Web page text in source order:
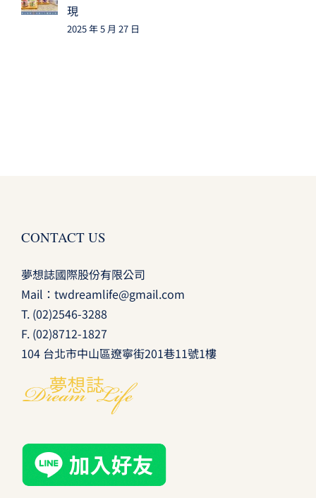
現
2025 年 5 月 27 日
CONTACT US
夢想誌國際股份有限公司
Mail： twdreamlife@gmail.com
T. (02)2546-3288
F. (02)8712-1827
104 台北市中山區遼寧街201巷11號1樓